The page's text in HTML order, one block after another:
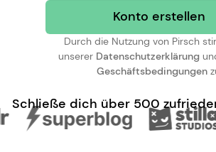
Konto erstellen
Durch die Nutzung von Pirsch
unserer Datenschutzerklärung
Geschäftsbedingungen
Schließe dich über 500